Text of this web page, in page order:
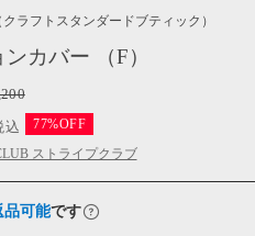
クラフトスタンダードブティック）
カバー （F）
込
77%OFF
ストライプクラブ
品可能です